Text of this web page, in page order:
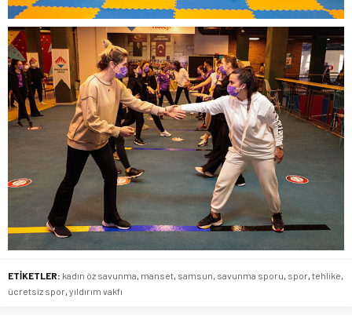
ETİKETLER: kadın öz savunma, manset, samsun, savunma sporu, spor, tehlike,
ücretsiz spor, yıldırım vakfı